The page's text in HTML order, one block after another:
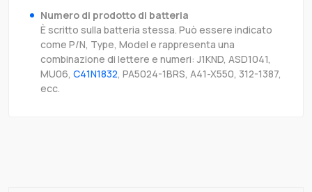
Numero di prodotto di batteria
È scritto sulla batteria stessa. Può essere indicato
come P/N, Type, Model e rappresenta una
combinazione di lettere e numeri: J1KND, ASD1041,
MU06, C41N1832, PA5024-1BRS, A41-X550, 312-1387,
ecc.